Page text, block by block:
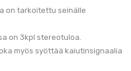
on tarkoitettu seinälle
on 3kpl stereotuloa.
myös syöttää kaiutinsignaalia